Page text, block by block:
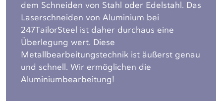
dem Schneiden von Stahl oder Edelstahl. Das
Laserschneiden von Aluminium bei
247TailorSteel ist daher durchaus eine
Überlegung wert. Diese
Metallbearbeitungstechnik ist äußerst genau
und schnell. Wir ermöglichen die
Aluminiumbearbeitung!